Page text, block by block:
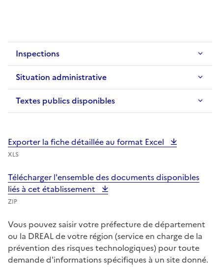
Inspections
Situation administrative
Textes publics disponibles
Exporter la fiche détaillée au format Excel
XLS
Télécharger l'ensemble des documents disponibles
liés à cet établissement
ZIP
Vous pouvez saisir votre préfecture de département
ou la DREAL de votre région (service en charge de la
prévention des risques technologiques) pour toute
demande d'informations spécifiques à un site donné.